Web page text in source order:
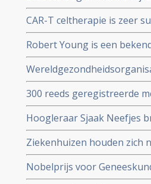
Nationaal
stoppen
CAR-T celtherapie is zeer
op te strenge milieueisen,
Robert Young is een
boeken over niet toxische
zijn verweer op video voor
TCM waaronder
Diseases and Related
300 reeds geregistreerde
Oncology (ReDO) -
AntiCancer Fund
Hoogleraar Sjaak Neefjes
dit onderwerp in de
Ziekenhuizen houden zich
daarvoor gespecialiseerd
extra risico
Nobelprijs voor